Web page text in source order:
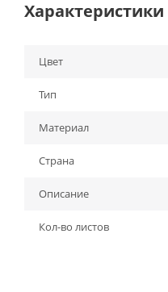
Характеристики
Цвет
Тип
Материал
Страна
Описание
Кол-во листов